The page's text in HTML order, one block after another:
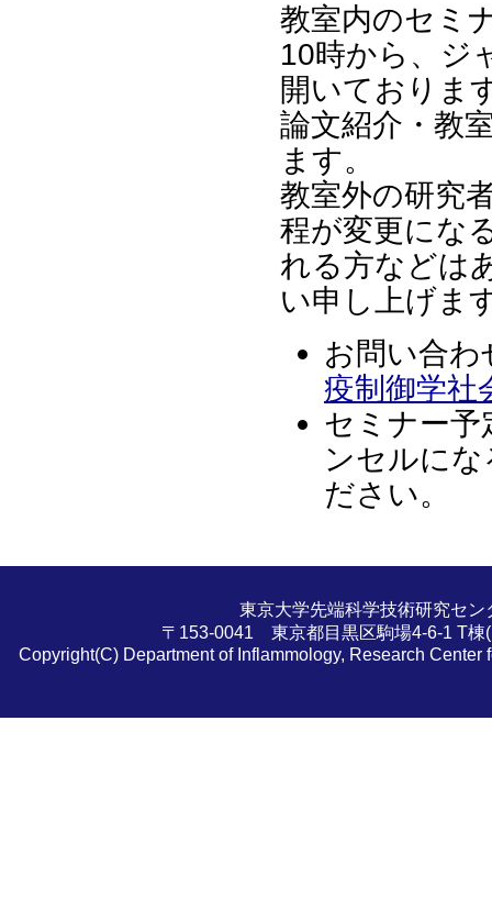
教室内のセミ
10時から、ジ
開いておりま
論文紹介・教
ます。
教室外の研究
程が変更にな
れる方などは
い申し上げま
お問い合わ
疫制御学社
セミナー予
ンセルに
ださい。
東京大学先端科学技術研究セ
〒153-0041 東京都目黒区駒場4-6-1 T
Copyright(C) Department of Inflammology, Research